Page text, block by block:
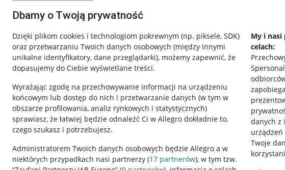
Dbamy o Twoją prywatność
Dzięki plikom cookies i technologiom pokrewnym (np. piksele, SDK)
oraz przetwarzaniu Twoich danych osobowych (między innymi
unikalne identyfikatory, dane przeglądarki), możemy zapewnić, że
dopasujemy do Ciebie wyświetlane treści.
Wyrażając zgodę na przechowywanie informacji na urządzeniu
końcowym lub dostęp do nich i przetwarzanie danych (w tym w
obszarze profilowania, analiz rynkowych i statystycznych)
sprawiasz, że łatwiej będzie odnaleźć Ci w Allegro dokładnie to,
czego szukasz i potrzebujesz.
Administratorem Twoich danych osobowych będzie Allegro a w
niektórych przypadkach nasi partnerzy (17 partnerów), w tym tzw.
My i nasi
celach:
danych z
Twoje
Przydatne informacje
Jak to działa Regulamin